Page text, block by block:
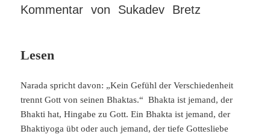
Kommentar von Sukadev Bretz
Lesen
Narada spricht davon: „Kein Gefühl der Verschiedenheit
trennt Gott von seinen Bhaktas.“ Bhakta ist jemand, der
Bhakti hat, Hingabe zu Gott. Ein Bhakta ist jemand, der
Bhaktiyoga übt oder auch jemand, der tiefe Gottesliebe